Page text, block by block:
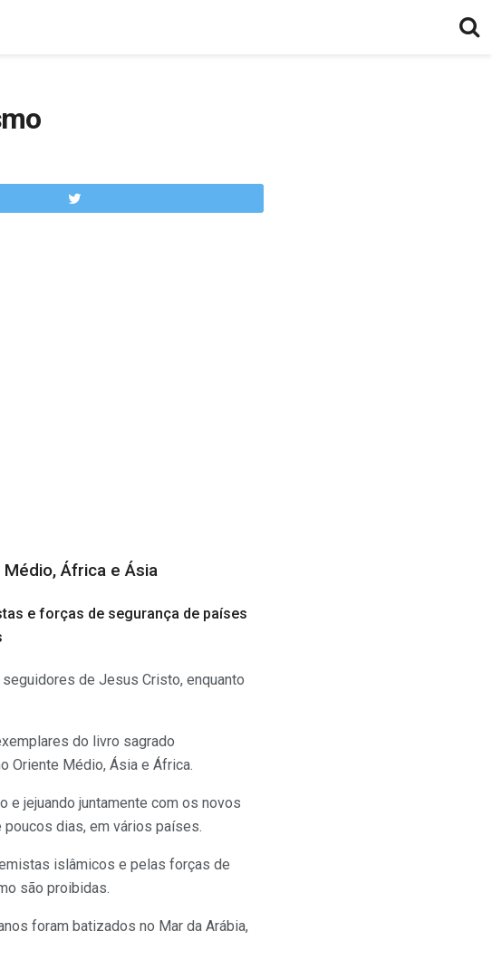
África e Ásia
e forças de segurança de países
de Jesus Cristo, enquanto
do livro sagrado
Oriente Médio, Ásia e África.
jejuando juntamente com os novos
dias, em vários países.
islâmicos e pelas forças de
são proibidas.
foram batizados no Mar da Arábia,